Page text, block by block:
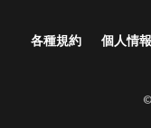
各種規約 個人情